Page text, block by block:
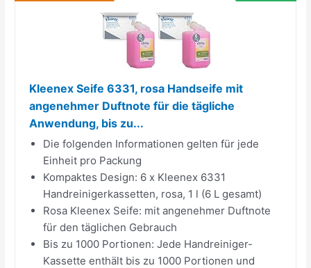
Kleenex Seife 6331, rosa Handseife mit
angenehmer Duftnote für die tägliche
Anwendung, bis zu...
Die folgenden Informationen gelten für jede
Einheit pro Packung
Kompaktes Design: 6 x Kleenex 6331
Handreinigerkassetten, rosa, 1 l (6 L gesamt)
Rosa Kleenex Seife: mit angenehmer Duftnote
für den täglichen Gebrauch
Bis zu 1000 Portionen: Jede Handreiniger-
Kassette enthält bis zu 1000 Portionen und